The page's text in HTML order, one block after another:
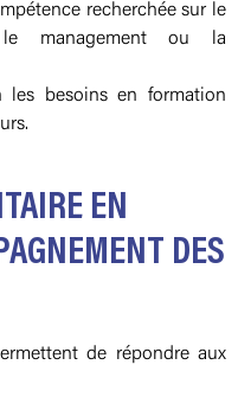
recherchée sur le
management ou la
les besoins en formation
EN
DES
de répondre aux